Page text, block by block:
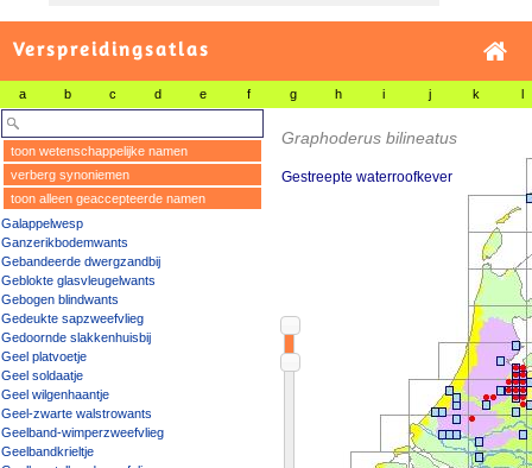
Verspreidingsatlas
a b c d e f g h i j k l
toon wetenschappelijke namen
verberg synoniemen
toon alleen geaccepteerde namen
Galappelwesp
Ganzerikbodemwants
Gebandeerde dwergzandbij
Geblokte glasvleugelwants
Gebogen blindwants
Gedeukte sapzweefvlieg
Gedoornde slakkenhuisbij
Geel platvoetje
Geel soldaatje
Geel wilgenhaantje
Geel-zwarte walstrowants
Geelband-wimperzweefvlieg
Geelbandkrieltje
Graphoderus bilineatus
Gestreepte waterroofkever